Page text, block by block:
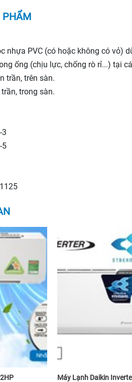
PHẨM
nhựa PVC (có hoặc không có vỏ)
ống (chịu lực, chống rò rỉ...) tại
trần, trên sàn.
trong sàn.
3
5
Máy Lạnh Daikin